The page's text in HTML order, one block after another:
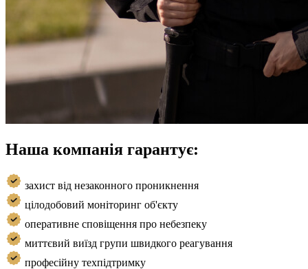
Наша компанія гарантує:
захист від незаконного проникнення
цілодобовий моніторинг об'єкту
оперативне сповіщення про небезпеку
миттєвий виїзд групи швидкого реагування
професійну техпідтримку